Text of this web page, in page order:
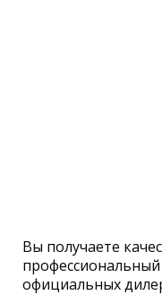
Вы получаете
официальных